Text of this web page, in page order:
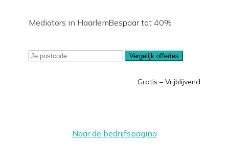
Mediators in HaarlemBespaar tot 40%
Vergelijk offertes
Gratis – Vrijblijvend
Naar de bedrijfspagina